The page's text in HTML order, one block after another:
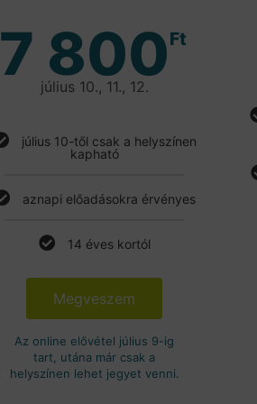
7 800Ft
július 10., 11., 12.
július 10-től csak a helyszínen
kapható
aznapi előadásokra érvényes
14 éves kortól
Megveszem
Az online elővétel július 9-ig
tart, utána már csak a
helyszínen lehet jegyet venni.